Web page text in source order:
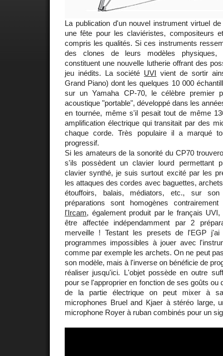
La publication d'un nouvel instrument virtuel
une fête pour les claviéristes, compositeurs
compris les qualités. Si ces instruments
des clones de leurs modèles physiques,
constituent une nouvelle lutherie offrant des
jeu inédits. La société UVI vient de sortir
Grand Piano) dont les quelques 10 000
sur un Yamaha CP-70, le célèbre premier
acoustique "portable", développé dans les
en tournée, même s'il pesait tout de même
amplification électrique qui transitait par des
chaque corde. Très populaire il a marqué
progressif.
Si les amateurs de la sonorité du CP70
s'ils possèdent un clavier lourd permettant
clavier synthé, je suis surtout excité par les
les attaques des cordes avec baguettes,
étouffoirs, balais, médiators, etc., sur
préparations sont homogènes
l'Ircam, également produit par le français
être affectée indépendamment par 2
merveille ! Testant les presets de l'EGP j'ai
programmes impossibles à jouer avec
comme par exemple les archets. On ne peut
son modèle, mais à l'inverse on bénéficie de
réaliser jusqu'ici. L'objet possède en outre
pour se l'approprier en fonction de ses goûts ou
de la partie électrique on peut mixer à
microphones Bruel and Kjaer à stéréo large,
microphone Royer à ruban combinés pour un